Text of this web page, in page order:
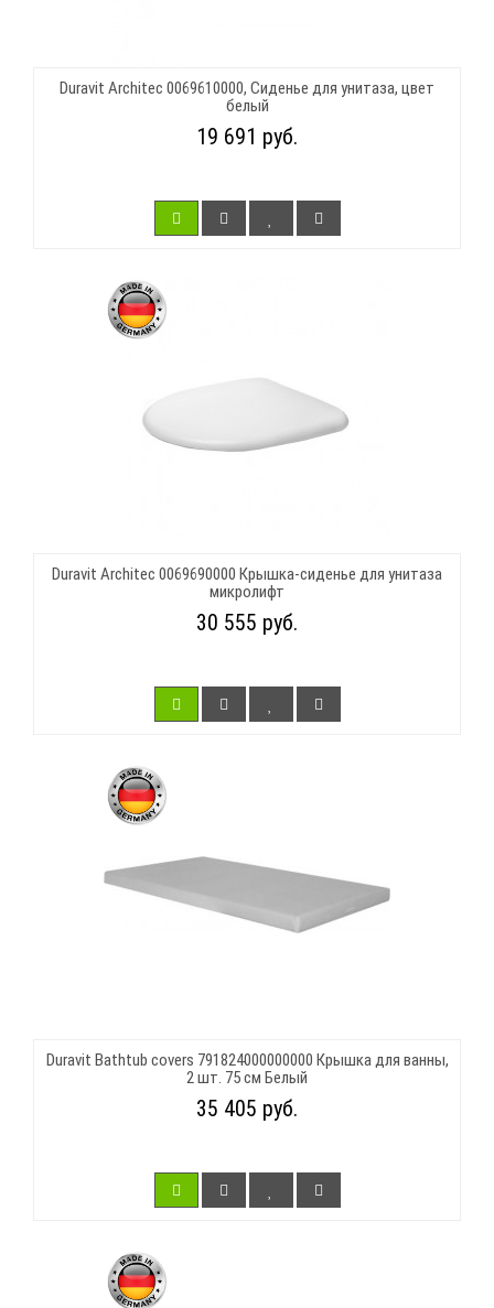
Duravit Architec 0069610000, Сиденье для унитаза, цвет
белый
19 691 руб.
Duravit Architec 0069690000 Крышка-сиденье для унитаза
микролифт
30 555 руб.
Duravit Bathtub covers 791824000000000 Крышка для ванны,
2 шт. 75 см Белый
35 405 руб.